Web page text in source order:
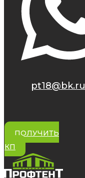
pt18@bk.ru
ПОЛУЧИТЬ
КП